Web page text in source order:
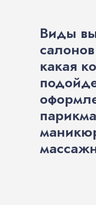
Виды
какая